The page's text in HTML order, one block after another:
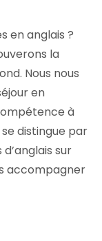
en anglais ?
la
Nous nous
en
à
distingue par
sur
accompagner